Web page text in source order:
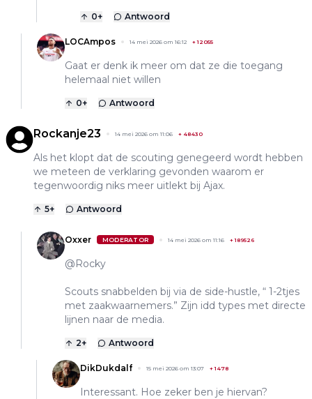
0+ Antwoord
LOCAmpos 14 mei 2026 om 16:12 +12055
Gaat er denk ik meer om dat ze die toegang
helemaal niet willen
0+ Antwoord
Rockanje23 14 mei 2026 om 11:06 + 48430
Als het klopt dat de scouting genegeerd wordt hebben
we meteen de verklaring gevonden waarom er
tegenwoordig niks meer uitlekt bij Ajax.
5+ Antwoord
Oxxer MODERATOR 14 mei 2026 om 11:16 +189526
@Rocky
Scouts snabbelden bij via de side-hustle, “ 1-2tjes
met zaakwaarnemers.” Zijn idd types met directe
lijnen naar de media.
2+ Antwoord
DikDukdalf 15 mei 2026 om 13:07 +1478
Interessant. Hoe zeker ben je hiervan?